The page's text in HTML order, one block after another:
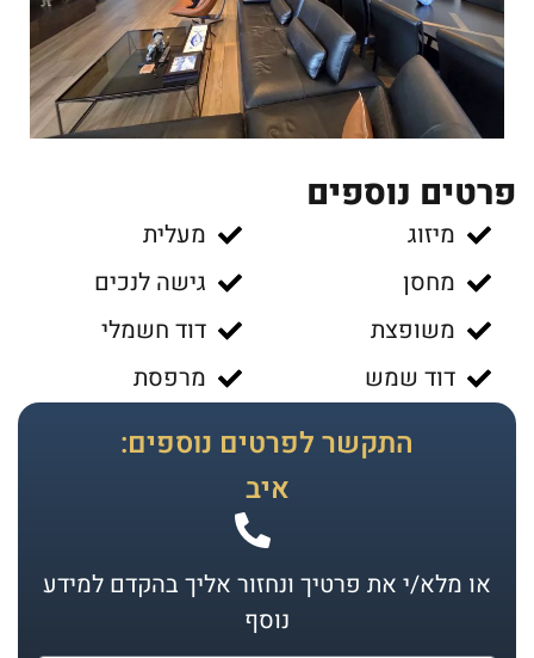
פרטים נוספים
מיזוג
מעלית
מחסן
גישה לנכים
משופצת
דוד חשמלי
דוד שמש
מרפסת
התקשר לפרטים נוספים:
איב
או מלא/י את פרטיך ונחזור אליך בהקדם למידע
נוסף